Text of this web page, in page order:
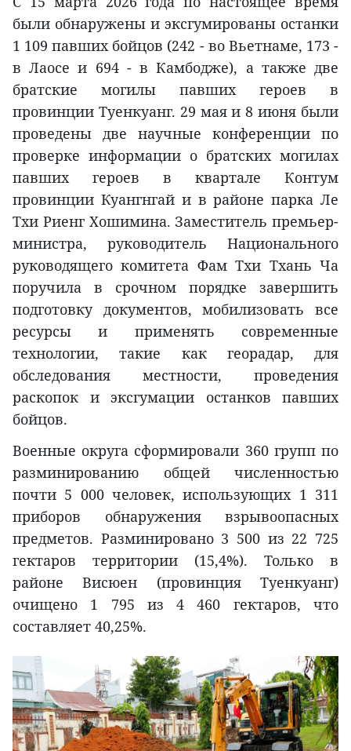
были обнаружены и эксгумированы останки
1 109 павших бойцов (242 - во Вьетнаме, 173 -
в Лаосе и 694 - в Камбодже), а также две
братские могилы павших героев в
провинции Туенкуанг. 29 мая и 8 июня были
проведены две научные конференции по
проверке информации о братских могилах
павших героев в квартале Контум
провинции Куангнгай и в районе парка Ле
Тхи Риенг Хошимина. Заместитель премьер-
министра, руководитель Национального
руководящего комитета Фам Тхи Тхань Ча
поручила в срочном порядке завершить
подготовку документов, мобилизовать все
ресурсы и применять современные
технологии, такие как георадар, для
обследования местности, проведения
раскопок и эксгумации останков павших
бойцов.
Военные округа сформировали 360 групп по
разминированию общей численностью
почти 5 000 человек, использующих 1 311
приборов обнаружения взрывоопасных
предметов. Разминировано 3 500 из 22 725
гектаров территории (15,4%). Только в
районе Висюен (провинция Туенкуанг)
очищено 1 795 из 4 460 гектаров, что
составляет 40,25%.